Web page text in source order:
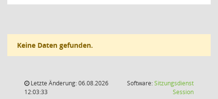
Keine Daten gefunden.
Letzte Änderung: 06.08.2026
12:03:33
Software:Sitzungsdienst
Session(Wird in